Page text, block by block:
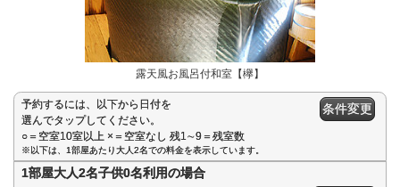
露天風お風呂付和室【欅】
予約するには、以下から日付を
選んでタップしてください。
○＝空室10室以上 ×＝空室なし 残1∼9＝残室数
条件変更
※以下は、1部屋あたり大人2名での料金を表示しています。
1部屋大人2名子供0名利用の場合